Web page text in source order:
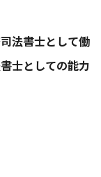
法書士として働
士としての能力